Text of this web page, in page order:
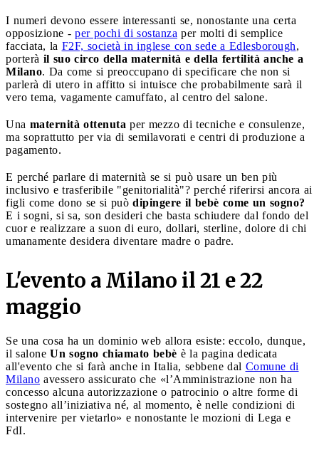
I numeri devono essere interessanti se, nonostante una certa
opposizione - per pochi di sostanza per molti di semplice
facciata, la F2F, società in inglese con sede a Edlesborough,
porterà il suo circo della maternità e della fertilità anche a
Milano. Da come si preoccupano di specificare che non si
parlerà di utero in affitto si intuisce che probabilmente sarà il
vero tema, vagamente camuffato, al centro del salone.
Una maternità ottenuta per mezzo di tecniche e consulenze,
ma soprattutto per via di semilavorati e centri di produzione a
pagamento.
E perché parlare di maternità se si può usare un ben più
inclusivo e trasferibile "genitorialità"? perché riferirsi ancora ai
figli come dono se si può dipingere il bebè come un sogno?
E i sogni, si sa, son desideri che basta schiudere dal fondo del
cuor e realizzare a suon di euro, dollari, sterline, dolore di chi
umanamente desidera diventare madre o padre.
L'evento a Milano il 21 e 22
maggio
Se una cosa ha un dominio web allora esiste: eccolo, dunque,
il salone Un sogno chiamato bebè è la pagina dedicata
all'evento che si farà anche in Italia, sebbene dal Comune di
Milano avessero assicurato che «l’Amministrazione non ha
concesso alcuna autorizzazione o patrocinio o altre forme di
sostegno all’iniziativa né, al momento, è nelle condizioni di
intervenire per vietarlo» e nonostante le mozioni di Lega e
FdI.